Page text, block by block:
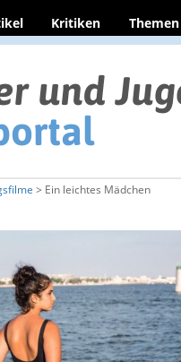
Kritiken Themen
> Ein leichtes Mädchen